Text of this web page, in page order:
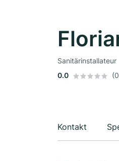
Sanitärinstallateur
0.0
Kontakt